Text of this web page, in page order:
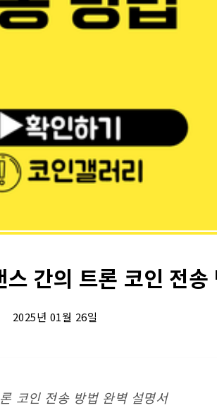
간의 트론 코인 전송
2025년 01월 26일
코인 전송 방법 완벽 설명서